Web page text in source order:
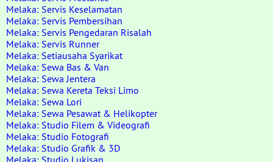
Melaka: Servis Keselamatan
Melaka: Servis Pembersihan
Melaka: Servis Pengedaran Risalah
Melaka: Servis Runner
Melaka: Setiausaha Syarikat
Melaka: Sewa Bas & Van
Melaka: Sewa Jentera
Melaka: Sewa Kereta Teksi Limo
Melaka: Sewa Lori
Melaka: Sewa Pesawat & Helikopter
Melaka: Studio Filem & Videografi
Melaka: Studio Fotografi
Melaka: Studio Grafik & 3D
Melaka: Studio Lukisan